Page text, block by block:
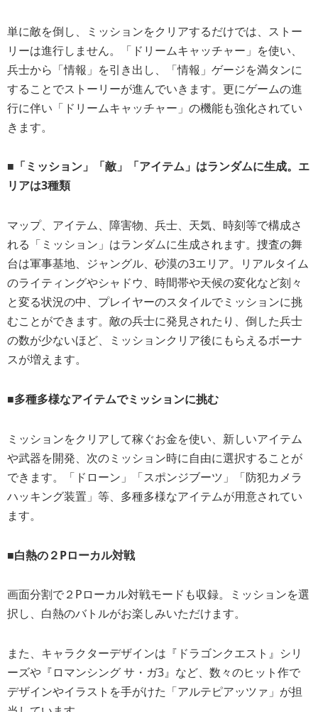
単に敵を倒し、ミッションをクリアするだけでは、ストー
リーは進行しません。「ドリームキャッチャー」を使い、
兵士から「情報」を引き出し、「情報」ゲージを満タンに
することでストーリーが進んでいきます。更にゲームの進
行に伴い「ドリームキャッチャー」の機能も強化されてい
きます。
■「ミッション」「敵」「アイテム」はランダムに生成。エ
リアは3種類
マップ、アイテム、障害物、兵士、天気、時刻等で構成さ
れる「ミッション」はランダムに生成されます。捜査の舞
台は軍事基地、ジャングル、砂漠の3エリア。リアルタイム
のライティングやシャドウ、時間帯や天候の変化など刻々
と変る状況の中、プレイヤーのスタイルでミッションに挑
むことができます。敵の兵士に発見されたり、倒した兵士
の数が少ないほど、ミッションクリア後にもらえるボーナ
スが増えます。
■多種多様なアイテムでミッションに挑む
ミッションをクリアして稼ぐお金を使い、新しいアイテム
や武器を開発、次のミッション時に自由に選択することが
できます。「ドローン」「スポンジブーツ」「防犯カメラ
ハッキング装置」等、多種多様なアイテムが用意されてい
ます。
■白熱の２Pローカル対戦
画面分割で２Pローカル対戦モードも収録。ミッションを選
択し、白熱のバトルがお楽しみいただけます。
また、キャラクターデザインは『ドラゴンクエスト』シリ
ーズや『ロマンシング サ・ガ3』など、数々のヒット作で
デザインやイラストを手がけた「アルテピアッツァ」が担